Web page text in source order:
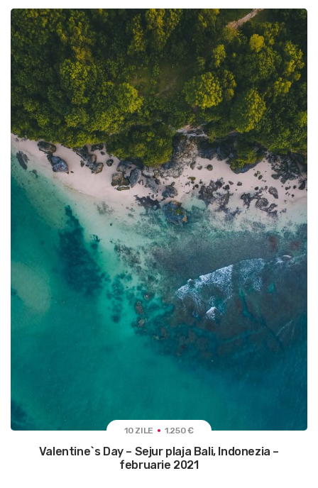
10 ZILE 1.250 €
Valentine`s Day – Sejur plaja Bali, Indonezia –
februarie 2021